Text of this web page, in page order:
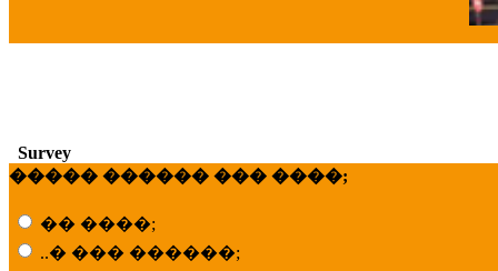
Survey
����� ������ ��� ����;
�� ����;
..� ��� ������;